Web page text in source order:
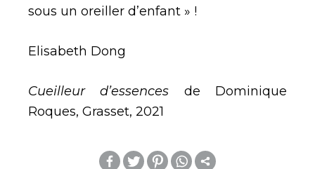
sous un oreiller d’enfant » !
Elisabeth Dong
Cueilleur d’essences de Dominique
Roques, Grasset, 2021